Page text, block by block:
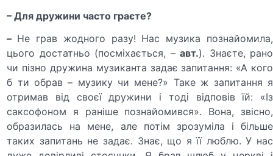
– Для дружини часто граєте?
– Не грав жодного разу! Нас музика познайомила,
цього достатньо (посміхається, –авт.). Знаєте, рано
чи пізно дружина музиканта задає запитання: «А кого
б ти обрав – музику чи мене?» Таке ж запитання я
отримав від своєї дружини і тоді відповів їй: «Із
саксофоном я раніше познайомився». Вона, звісно,
образилась на мене, але потім зрозуміла і більше
таких запитань не задає. Знає, що я її люблю. У нас